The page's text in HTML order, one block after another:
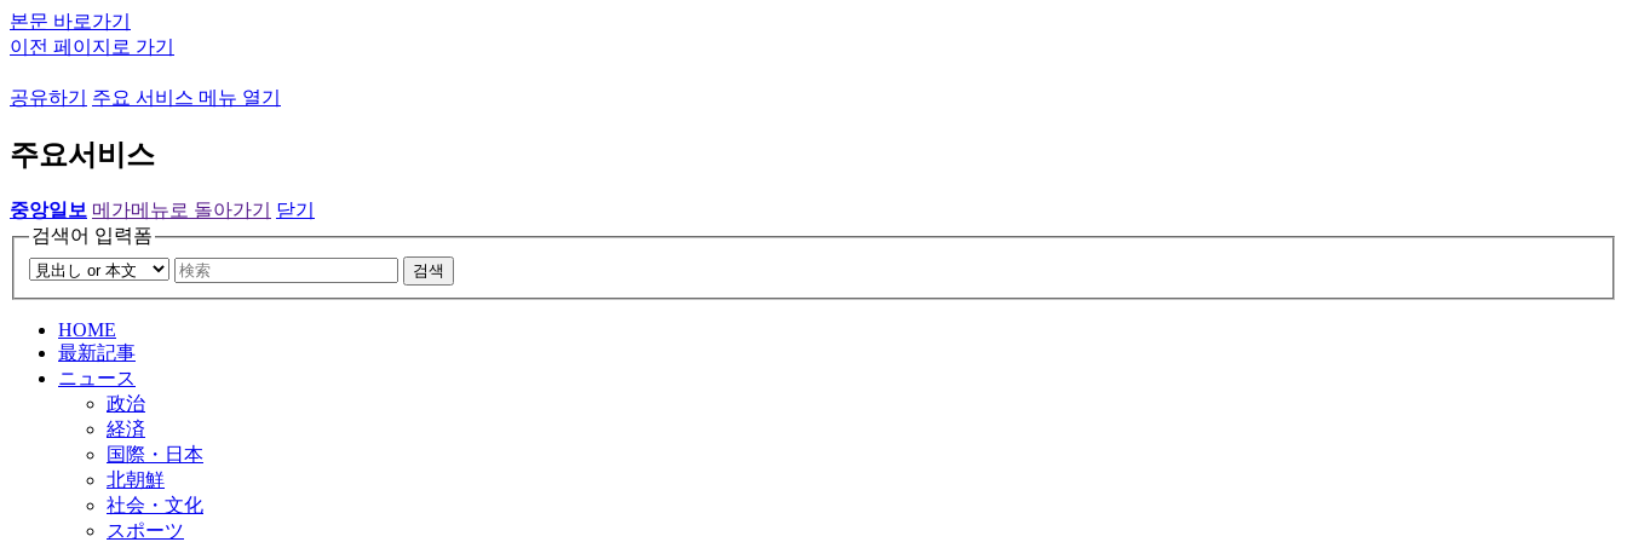
본문 바로가기
이전 페이지로 가기
공유하기 주요 서비스 메뉴 열기
주요서비스
중앙일보 메가메뉴로 돌아가기
닫기
검색어 입력폼
검색
HOME
最新記事
ニュース
政治
経済
国際・日本
北朝鮮
社会・文化
スポーツ